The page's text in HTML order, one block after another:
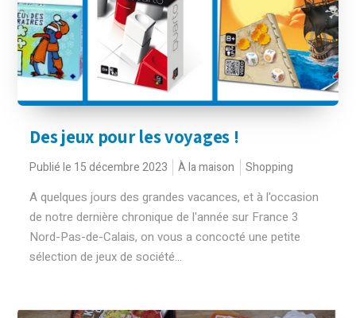
Des jeux pour les voyages !
Publié le 15 décembre 2023 À la maison Shopping
A quelques jours des grandes vacances, et à l'occasion
de notre dernière chronique de l'année sur France 3
Nord-Pas-de-Calais, on vous a concocté une petite
sélection de jeux de société...